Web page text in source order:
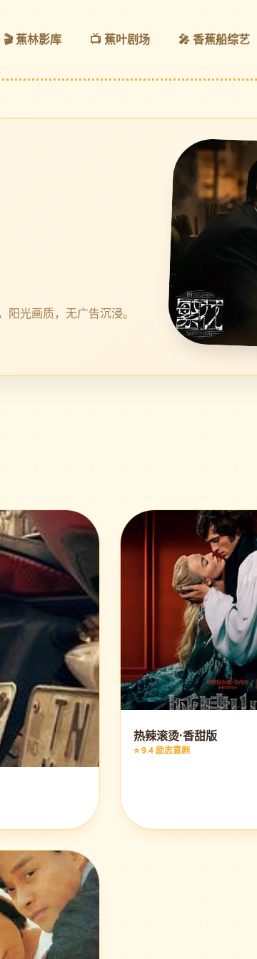
🎬 蕉林影库 📺 蕉叶剧场 🎤 香蕉船综艺
光画质，无广告沉浸。
热辣滚烫·香甜版
⭐ 9.4 励志喜剧